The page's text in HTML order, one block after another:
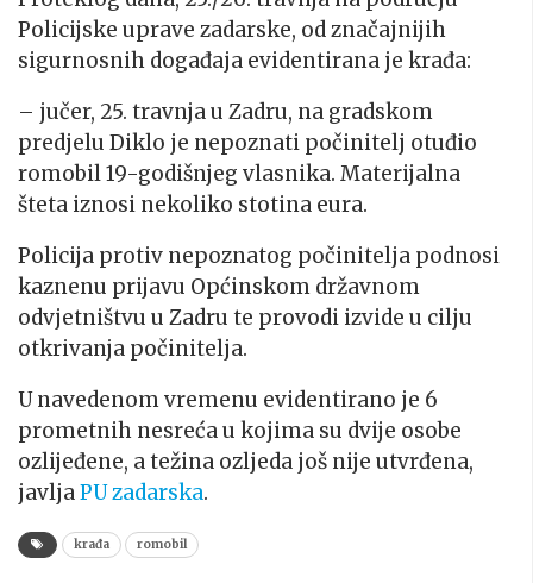
Policijske uprave zadarske, od značajnijih
sigurnosnih događaja evidentirana je krađa:
– jučer, 25. travnja u Zadru, na gradskom
predjelu Diklo je nepoznati počinitelj otuđio
romobil 19-godišnjeg vlasnika. Materijalna
šteta iznosi nekoliko stotina eura.
Policija protiv nepoznatog počinitelja podnosi
kaznenu prijavu Općinskom državnom
odvjetništvu u Zadru te provodi izvide u cilju
otkrivanja počinitelja.
U navedenom vremenu evidentirano je 6
prometnih nesreća u kojima su dvije osobe
ozlijeđene, a težina ozljeda još nije utvrđena,
javljaPU zadarska.
krađa romobil